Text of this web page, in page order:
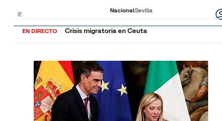
NacionalSevilla
EN DIRECTO Crisis migratoria en Ceuta